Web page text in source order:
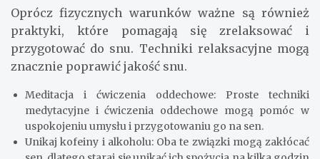
Oprócz fizycznych warunków ważne są również
praktyki, które pomagają się zrelaksować i
przygotować do snu. Techniki relaksacyjne mogą
znacznie poprawić jakość snu.
Meditacja i ćwiczenia oddechowe: Proste techniki
medytacyjne i ćwiczenia oddechowe mogą pomóc w
uspokojeniu umysłu i przygotowaniu go na sen.
Unikaj kofeiny i alkoholu: Oba te związki mogą zakłócać